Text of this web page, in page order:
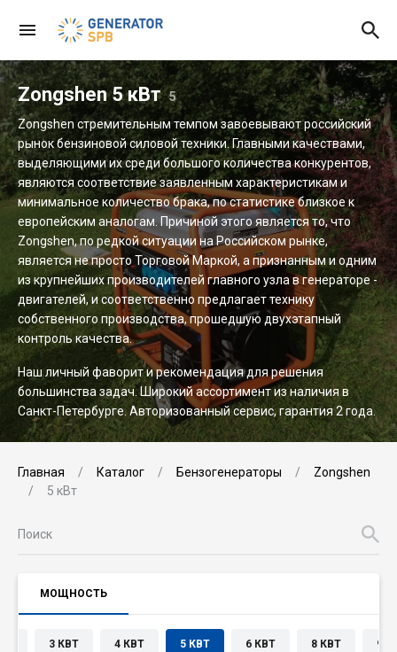
Zongshen 5 кВт 5
Zongshen стремительным темпом завоевывают российский
рынок бензиновой силовой техники. Главными качествами,
выделяющими их среди большого количества конкурентов,
являются соответствие заявленным характеристикам и
минимальное количество брака, по статистике близкое к
европейским аналогам. Причиной этого является то, что
Zongshen, по редкой ситуации на Российском рынке,
является не просто Торговой Маркой, а признанным и одним
из крупнейших производителей главного узла в генераторе -
двигателей, и соответственно предлагает технику
собственного производства, прошедшую двухэтапный
контроль качества.
Наш личный фаворит и рекомендация для решения
большинства задач. Широкий ассортимент из наличия в
Санкт-Петербурге. Авторизованный сервис, гарантия 2 года.
Главная Каталог Бензогенераторы
Zongshen
5 кВт
МОЩНОСТЬ
3 КВТ 4 КВТ 5 КВТ 6 КВТ 8 КВТ 9